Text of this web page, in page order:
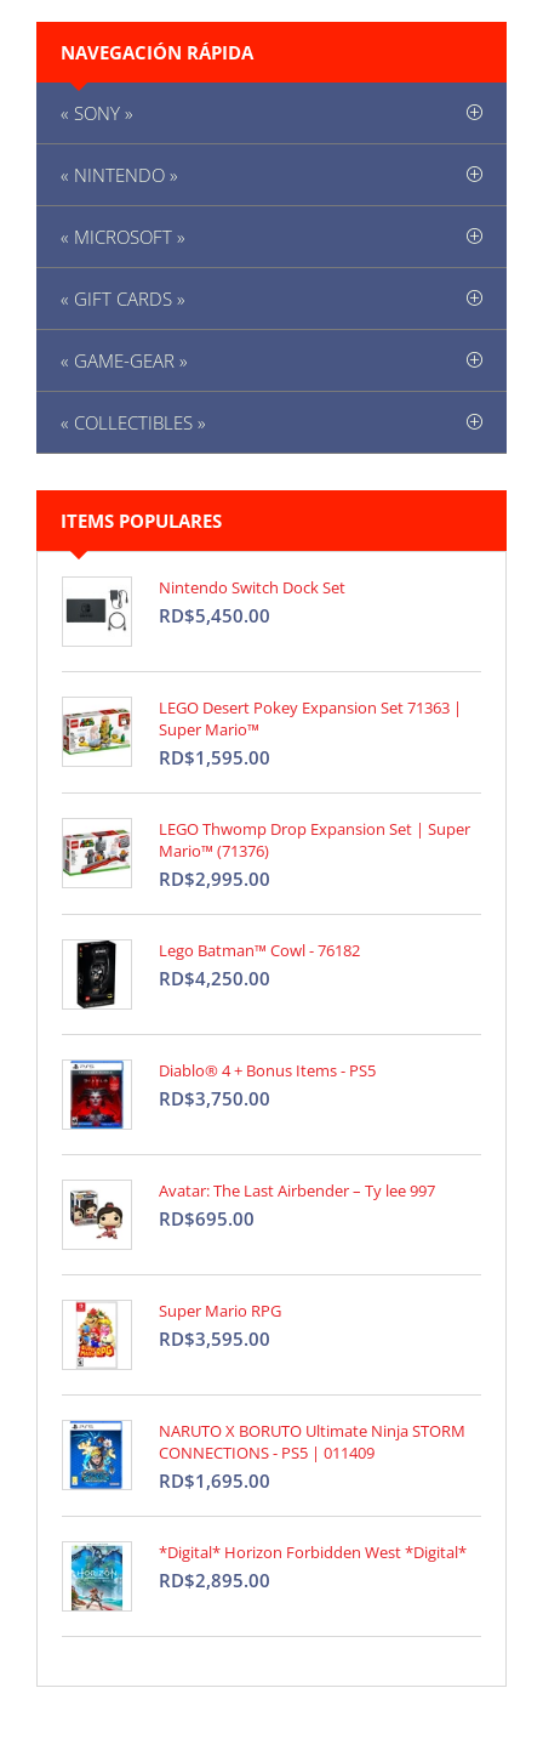
NAVEGACIÓN RÁPIDA
« SONY »
« NINTENDO »
« MICROSOFT »
« GIFT CARDS »
« GAME-GEAR »
« COLLECTIBLES »
ITEMS POPULARES
Nintendo Switch Dock Set
RD$5,450.00
LEGO Desert Pokey Expansion Set 71363 |
Super Mario™
RD$1,595.00
LEGO Thwomp Drop Expansion Set | Super
Mario™ (71376)
RD$2,995.00
Lego Batman™ Cowl - 76182
RD$4,250.00
Diablo® 4 + Bonus Items - PS5
RD$3,750.00
Avatar: The Last Airbender – Ty lee 997
RD$695.00
Super Mario RPG
RD$3,595.00
NARUTO X BORUTO Ultimate Ninja STORM
CONNECTIONS - PS5 | 011409
RD$1,695.00
*Digital* Horizon Forbidden West *Digital*
RD$2,895.00